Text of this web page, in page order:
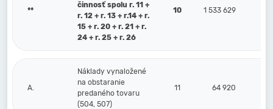
**
činnosť spolu r. 11 +
r. 12 + r. 13 + r.14 + r.
15 + r. 20 + r. 21 + r.
24 + r. 25 + r. 26
10 1 533 629
A.
Náklady vynaložené
na obstaranie
predaného tovaru
(504, 507)
11 64 920